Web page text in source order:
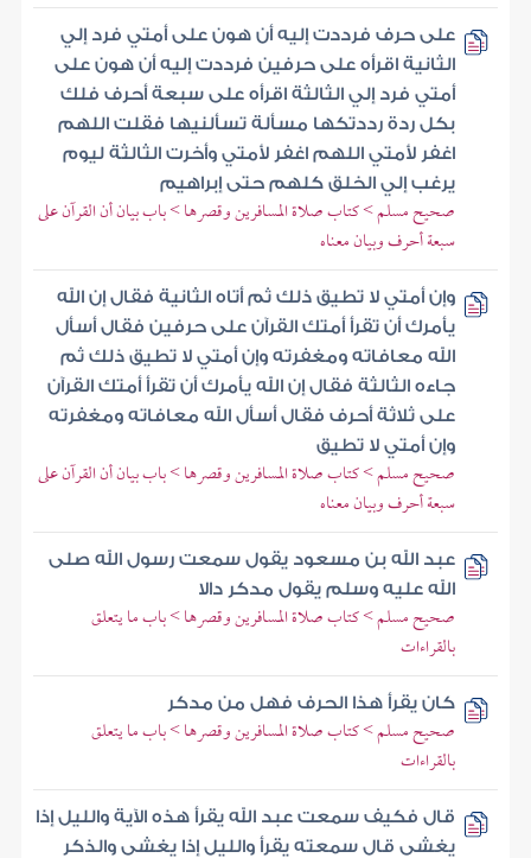
على حرف فرددت إليه أن هون على أمتي فرد إلي
الثانية اقرأه على حرفين فرددت إليه أن هون على
أمتي فرد إلي الثالثة اقرأه على سبعة أحرف فلك
بكل ردة رددتكها مسألة تسألنيها فقلت اللهم
اغفر لأمتي اللهم اغفر لأمتي وأخرت الثالثة ليوم
يرغب إلي الخلق كلهم حتى إبراهيم
صحيح مسلم > كتاب صلاة المسافرين وقصرها > باب بيان أن القرآن على
سبعة أحرف وبيان معناه
وإن أمتي لا تطيق ذلك ثم أتاه الثانية فقال إن الله
يأمرك أن تقرأ أمتك القرآن على حرفين فقال أسأل
الله معافاته ومغفرته وإن أمتي لا تطيق ذلك ثم
جاءه الثالثة فقال إن الله يأمرك أن تقرأ أمتك القرآن
على ثلاثة أحرف فقال أسأل الله معافاته ومغفرته
وإن أمتي لا تطيق
صحيح مسلم > كتاب صلاة المسافرين وقصرها > باب بيان أن القرآن على
سبعة أحرف وبيان معناه
عبد الله بن مسعود يقول سمعت رسول الله صلى
الله عليه وسلم يقول مدكر دالا
صحيح مسلم > كتاب صلاة المسافرين وقصرها > باب ما يتعلق
بالقراءات
كان يقرأ هذا الحرف فهل من مدكر
صحيح مسلم > كتاب صلاة المسافرين وقصرها > باب ما يتعلق
بالقراءات
قال فكيف سمعت عبد الله يقرأ هذه الآية والليل إذا
يغشى قال سمعته يقرأ والليل إذا يغشى والذكر